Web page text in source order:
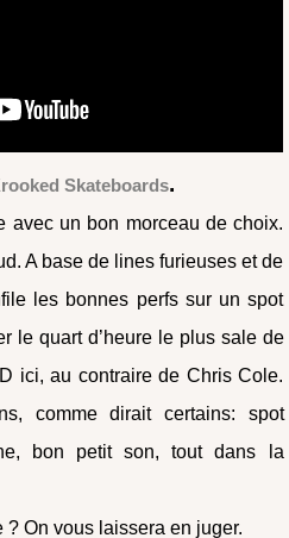
Skateboards.
avec un bon morceau de choix.
A base de lines furieuses et de
les bonnes perfs sur un spot
le quart d’heure le plus sale de
ici, au contraire de Chris Cole.
comme dirait certains: spot
bon petit son, tout dans la
On vous laissera en juger.